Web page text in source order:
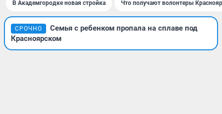
В Академгородке новая стройка Что получают волонтеры
СРОЧНО
Семья с ребенком пропала на сплаве под
Красноярском